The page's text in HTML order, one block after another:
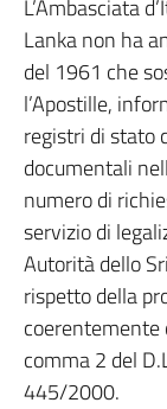
L’Ambasciata
Lanka non ha
del 1961 che
l’Apostille,
registri di stato
documentali
numero di
servizio di
Autorità dello
rispetto della
coerentemente
comma 2 del
445/2000.